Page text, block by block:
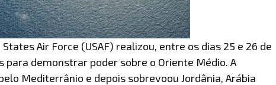
Air Force (USAF) realizou, entre os dias 25 e 26 de
para demonstrar poder sobre o Oriente Médio. A
Mediterrânio e depois sobrevoou Jordânia, Arábia